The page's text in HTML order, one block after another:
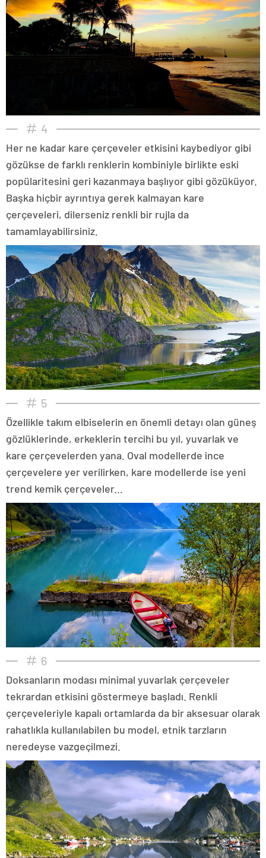
4
Her ne kadar kare çerçeveler etkisini kaybediyor gibi
gözükse de farklı renklerin kombiniyle birlikte eski
popülaritesini geri kazanmaya başlıyor gibi gözüküyor.
Başka hiçbir ayrıntıya gerek kalmayan kare
çerçeveleri, dilerseniz renkli bir rujla da
tamamlayabilirsiniz.
5
Özellikle takım elbiselerin en önemli detayı olan güneş
gözlüklerinde, erkeklerin tercihi bu yıl, yuvarlak ve
kare çerçevelerden yana. Oval modellerde ince
çerçevelere yer verilirken, kare modellerde ise yeni
trend kemik çerçeveler...
6
Doksanların modası minimal yuvarlak çerçeveler
tekrardan etkisini göstermeye başladı. Renkli
çerçeveleriyle kapalı ortamlarda da bir aksesuar olarak
rahatlıkla kullanılabilen bu model, etnik tarzların
neredeyse vazgeçilmezi.